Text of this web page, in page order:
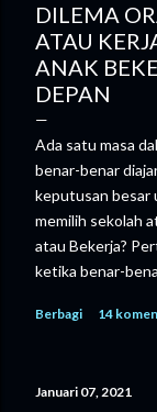
DILEMA
ATAU
ANAK
DEPAN
Ada satu masa
benar-benar
keputusan besar
memilih sekolah
atau Bekerja?
ketika benar-
orang tua, tentu
lebih terarah.
Berbagi 14
Januari 07, 2021